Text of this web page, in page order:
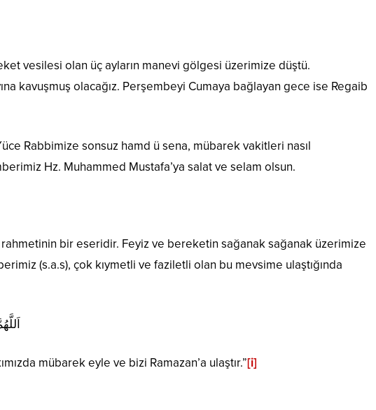
vesilesi olan üç ayların manevi gölgesi üzerimize düştü.
kavuşmuş olacağız. Perşembeyi Cumaya bağlayan gece ise Regaib
Rabbimize sonsuz hamd ü sena, mübarek vakitleri nasıl
Hz. Muhammed Mustafa’ya salat ve selam olsun.
rahmetinin bir eseridir. Feyiz ve bereketin sağanak sağanak üzerimize
(s.a.s), çok kıymetli ve faziletli olan bu mevsime ulaştığında
mübarek eyle ve bizi Ramazan’a ulaştır.”[i]